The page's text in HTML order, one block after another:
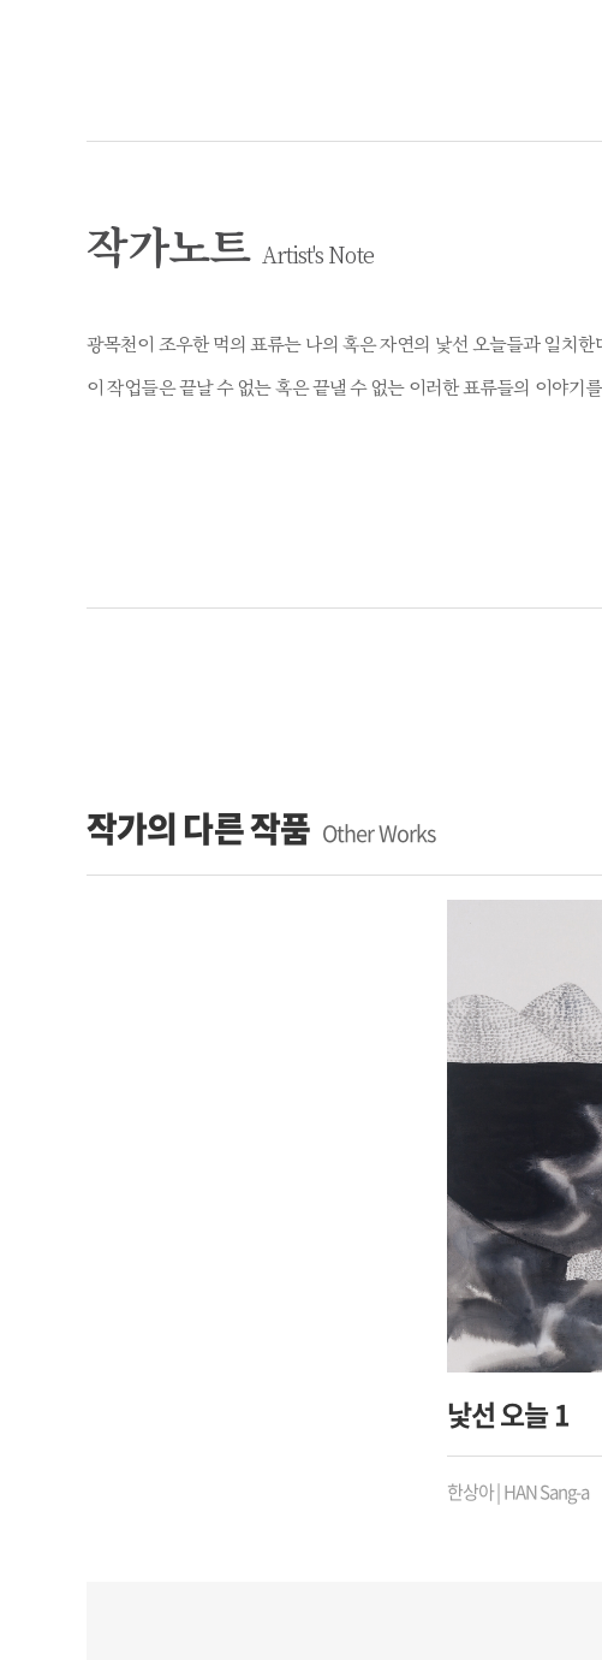
작가노트 Artist's Note
광목천이 조우한 먹의 표류는 나의 혹은 자연의 낯선 오늘들과 일치한
이 작업들은 끝날 수 없는 혹은 끝낼 수 없는 이러한 표류들의 이야기
작가의 다른 작품 Other Works
낯선 오늘 1
한상아 | HAN Sang-a